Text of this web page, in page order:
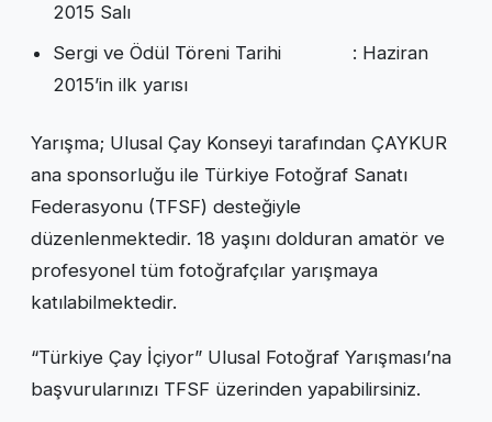
2015 Salı
Sergi ve Ödül Töreni Tarihi : Haziran
2015’in ilk yarısı
Yarışma; Ulusal Çay Konseyi tarafından ÇAYKUR
ana sponsorluğu ile Türkiye Fotoğraf Sanatı
Federasyonu (TFSF) desteğiyle
düzenlenmektedir. 18 yaşını dolduran amatör ve
profesyonel tüm fotoğrafçılar yarışmaya
katılabilmektedir.
“Türkiye Çay İçiyor” Ulusal Fotoğraf Yarışması’na
başvurularınızı TFSF üzerinden yapabilirsiniz.